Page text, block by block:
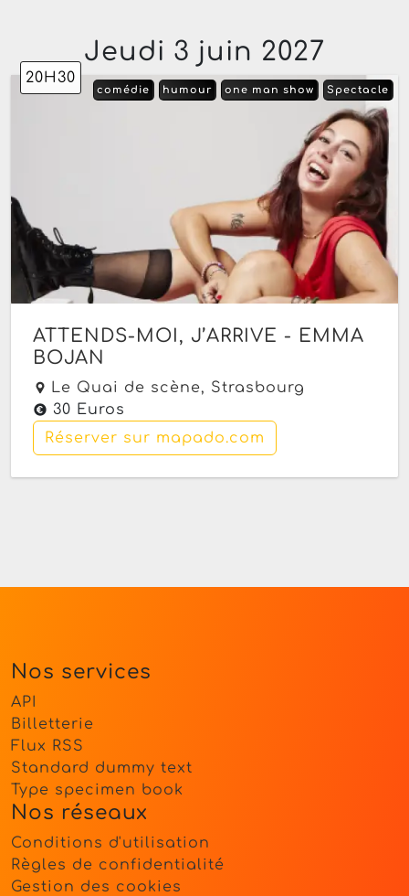
Jeudi 3 juin 2027
20H30
Spectacle
one man show
humour
comédie
ATTENDS-MOI, J’ARRIVE - EMMA
BOJAN
Le Quai de scène, Strasbourg
30 Euros
Réserver sur mapado.com
Nos services
API
Billetterie
Flux RSS
Standard dummy text
Type specimen book
Nos réseaux
Conditions d'utilisation
Règles de confidentialité
Gestion des cookies